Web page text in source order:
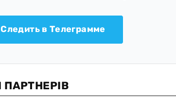
Следить в Телеграмме